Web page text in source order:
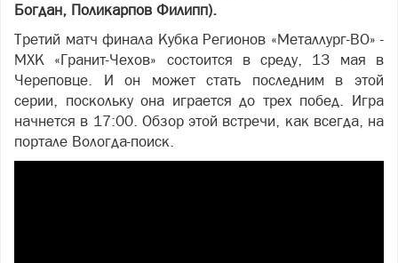
Богдан, Поликарпов Филипп).
Третий матч финала Кубка Регионов «Металлург-ВО» -
МХК «Гранит-Чехов» состоится в среду, 13 мая в
Череповце. И он может стать последним в этой
серии, поскольку она играется до трех побед. Игра
начнется в 17:00. Обзор этой встречи, как всегда, на
портале Вологда-поиск.